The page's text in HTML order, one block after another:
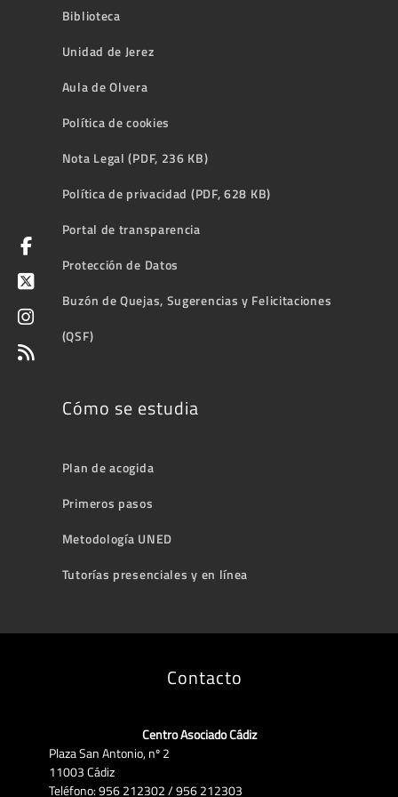
Biblioteca
Unidad de Jerez
Aula de Olvera
Política de cookies
Nota Legal (PDF, 236 KB)
Política de privacidad (PDF, 628 KB)
Portal de transparencia
Protección de Datos
Buzón de Quejas, Sugerencias y Felicitaciones
(QSF)
Cómo se estudia
Plan de acogida
Primeros pasos
Metodología UNED
Tutorías presenciales y en línea
Contacto
Centro Asociado Cádiz
Plaza San Antonio, nº 2
11003 Cádiz
Teléfono: 956 212302 / 956 212303